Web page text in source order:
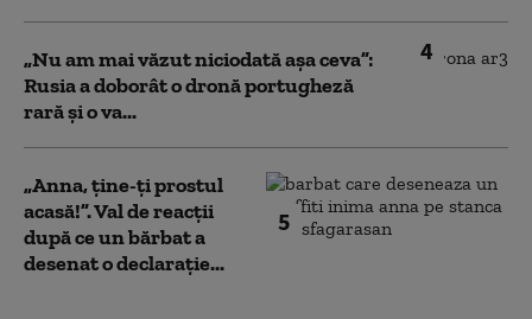
4
„Nu am mai văzut niciodată așa ceva”:
Rusia a doborât o dronă portugheză
rară și o va...
5
„Anna, ţine-ţi prostul
acasă!”. Val de reacții
după ce un bărbat a
desenat o declarație...